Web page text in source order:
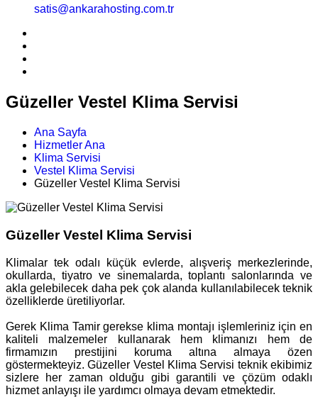
satis@ankarahosting.com.tr
Güzeller Vestel Klima Servisi
Ana Sayfa
Hizmetler Ana
Klima Servisi
Vestel Klima Servisi
Güzeller Vestel Klima Servisi
Güzeller Vestel Klima Servisi
Klimalar tek odalı küçük evlerde, alışveriş merkezlerinde,
okullarda, tiyatro ve sinemalarda, toplantı salonlarında ve
akla gelebilecek daha pek çok alanda kullanılabilecek teknik
özelliklerde üretiliyorlar.
Gerek Klima Tamir gerekse klima montajı işlemleriniz için en
kaliteli malzemeler kullanarak hem klimanızı hem de
firmamızın prestijini koruma altına almaya özen
göstermekteyiz. Güzeller Vestel Klima Servisi teknik ekibimiz
sizlere her zaman olduğu gibi garantili ve çözüm odaklı
hizmet anlayışı ile yardımcı olmaya devam etmektedir.